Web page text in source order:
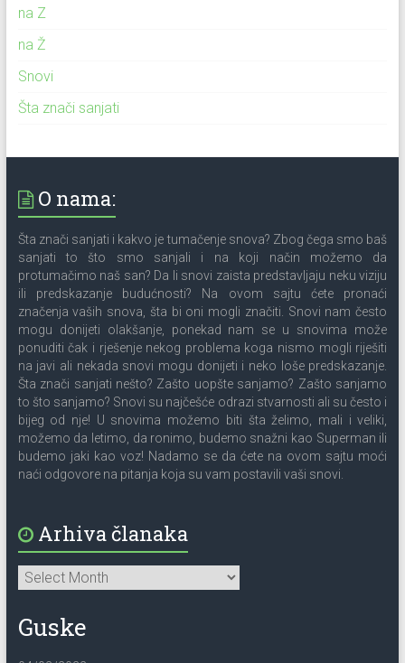
na Z
na Ž
Snovi
Šta znači sanjati
O nama:
Šta znači sanjati i kakvo je tumačenje snova? Zbog čega smo baš
sanjati to što smo sanjali i na koji način možemo da
protumačimo naš san? Da li snovi zaista predstavljaju neku viziju
ili predskazanje budućnosti? Na ovom sajtu ćete pronaći
značenja vaših snova, šta bi oni mogli značiti. Snovi nam često
mogu donijeti olakšanje, ponekad nam se u snovima može
ponuditi čak i rješenje nekog problema koga nismo mogli riješiti
na javi ali nekada snovi mogu donijeti i neko loše predskazanje.
Šta znači sanjati nešto? Zašto uopšte sanjamo? Zašto sanjamo
to što sanjamo? Snovi su najčešće odrazi stvarnosti ali su često i
bijeg od nje! U snovima možemo biti šta želimo, mali i veliki,
možemo da letimo, da ronimo, budemo snažni kao Superman ili
budemo jaki kao voz! Nadamo se da ćete na ovom sajtu moći
naći odgovore na pitanja koja su vam postavili vaši snovi.
Arhiva članaka
Guske